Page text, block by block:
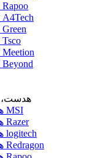
کیبورد و ماوس Rapoo
کیبورد و ماوس A4Tech
کیبورد و ماوس Green
کیبورد و ماوس Tsco
کیبورد و ماوس Meetion
کیبورد و ماوس Beyond
هدست،
هدست و هدفون MSI
هدست و هدفون Razer
هدست و هدفون logitech
هدست و هدفون Redragon